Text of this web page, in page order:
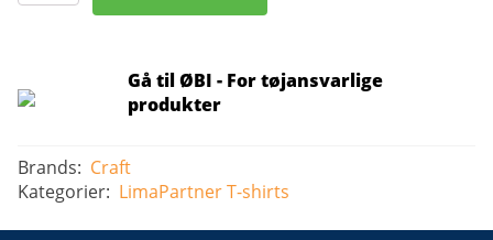
antal
Gå til ØBI - For tøjansvarlige
produkter
Brands: Craft
Kategorier: LimaPartnerT-shirts